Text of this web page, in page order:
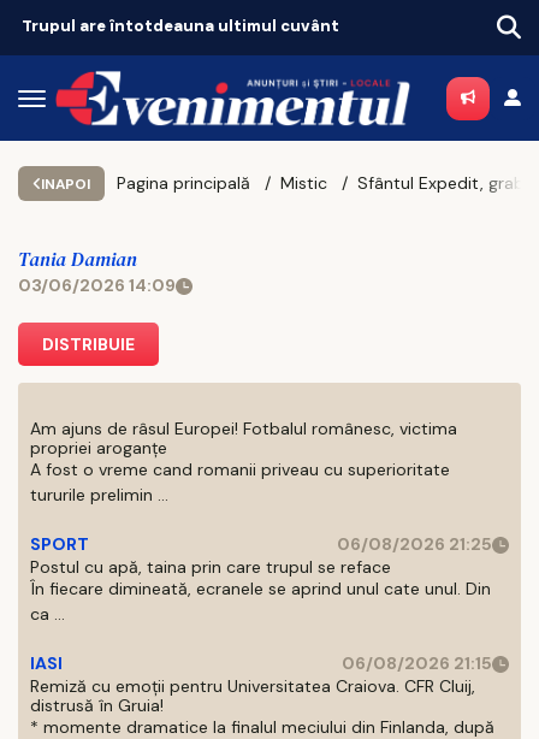
INAPOI Pagina principală Mistic
Tania Damian
03/06/2026 14:09
DISTRIBUIE
Am ajuns de râsul Europei! Fotbalul românesc, victima
propriei aroganțe
A fost o vreme cand romanii priveau cu superioritate
tururile prelimin ...
SPORT
06/08/2026 21:25
Postul cu apă, taina prin care trupul se reface
În fiecare dimineată, ecranele se aprind unul cate unul. Din
ca ...
IASI
06/08/2026 21:15
Remiză cu emoții pentru Universitatea Craiova. CFR Cluij,
distrusă în Gruia!
* momente dramatice la finalul meciului din Finlanda, după